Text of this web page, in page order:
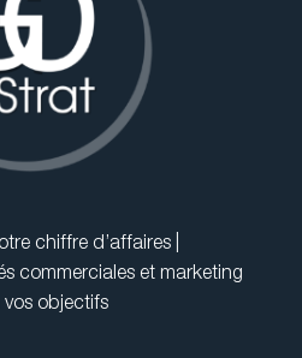
chiffre d’affaires |
commerciales et marketing
vos objectifs